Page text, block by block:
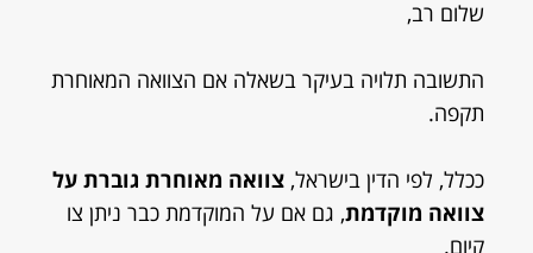
שלום רב,
התשובה תלויה בעיקר בשאלה אם הצוואה המאוחרת
תקפה.
ככלל, לפי הדין בישראל, צוואה מאוחרת גוברת על
צוואה מוקדמת, גם אם על המוקדמת כבר ניתן צו
קיום.